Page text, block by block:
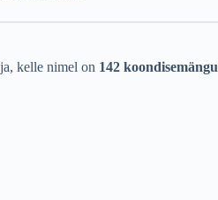
kelle nimel on 142 koondisemängu